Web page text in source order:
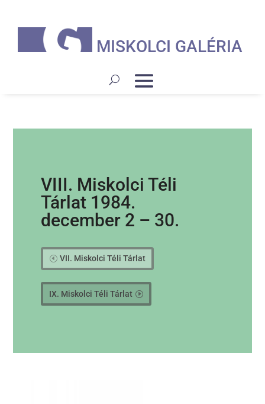
MISKOLCI GALÉRIA
VIII. Miskolci Téli
Tárlat 1984.
december 2 – 30.
VII. Miskolci Téli Tárlat
IX. Miskolci Téli Tárlat